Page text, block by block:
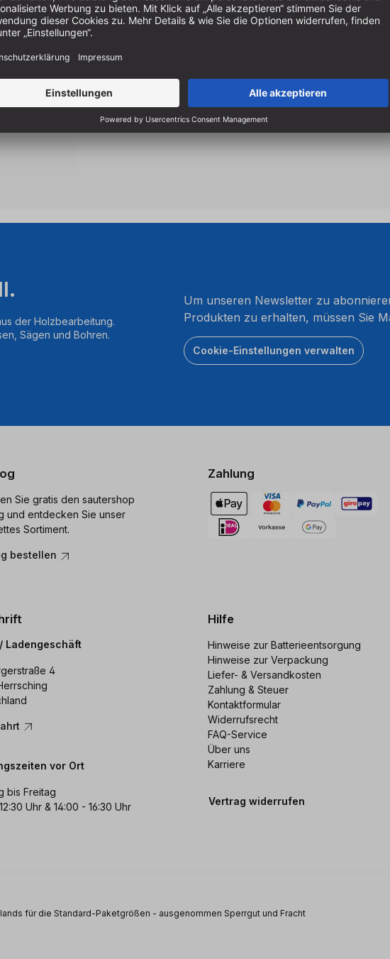
Perma-Shieldfür höherer
einfachere Reinigung
der Holzbearbeitung.
Sägen und Bohren.
Um unseren Newsletter zu
Produkten zu erhalten, müssen Sie
Cookie-Einstellungen verwalten
Sie gratis den sautershop
und entdecken Sie unser
Sortiment.
bestellen
Zahlung
Ladengeschäft
4
vor Ort
bis Freitag
Uhr & 14:00 - 16:30 Uhr
Hilfe
Hinweise zur Batterieentsorgung
Hinweise zur Verpackung
Liefer- & Versandkosten
Zahlung & Steuer
Kontaktformular
Widerrufsrecht
FAQ-Service
Über uns
Karriere
Vertrag widerrufen
für die Standard-Paketgrößen - ausgenommen Sperrgut und Fracht